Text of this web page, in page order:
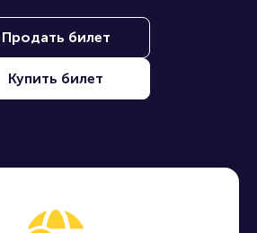
Продать билет
Купить билет